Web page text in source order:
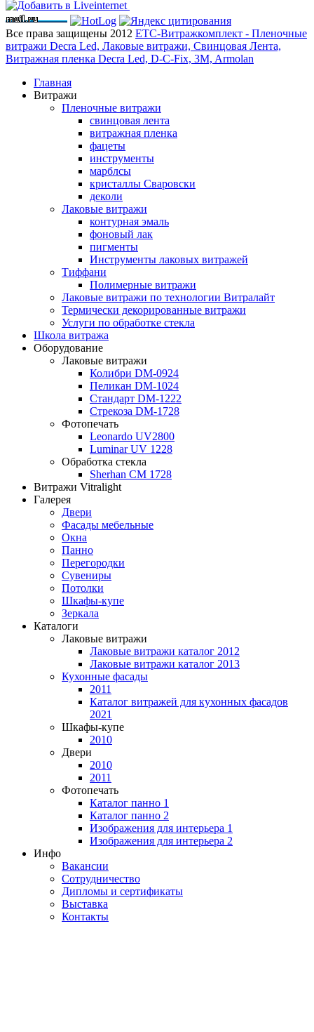
Все права защищены 2012 ЕТС-Витражкомплект - Пленочные
витражи Decra Led, Лаковые витражи, Свинцовая Лента,
Витражная пленка Decra Led, D-C-Fix, 3M, Armolan
Главная
Витражи
Пленочные витражи
свинцовая лента
витражная пленка
фацеты
инструменты
марблсы
кристаллы Сваровски
деколи
Лаковые витражи
контурная эмаль
фоновый лак
пигменты
Инструменты лаковых витражей
Тиффани
Полимерные витражи
Лаковые витражи по технологии Витралайт
Термически декорированные витражи
Услуги по обработке стекла
Школа витража
Оборудование
Лаковые витражи
Колибри DM-0924
Пеликан DM-1024
Стандарт DM-1222
Стрекоза DM-1728
Фотопечать
Leonardo UV2800
Luminar UV 1228
Обработка стекла
Sherhan CM 1728
Витражи Vitralight
Галерея
Двери
Фасады мебельные
Окна
Панно
Перегородки
Сувениры
Потолки
Шкафы-купе
Зеркала
Каталоги
Лаковые витражи
Лаковые витражи каталог 2012
Лаковые витражи каталог 2013
Кухонные фасады
2011
Каталог витражей для кухонных фасадов
2021
Шкафы-купе
2010
Двери
2010
2011
Фотопечать
Каталог панно 1
Каталог панно 2
Изображения для интерьера 1
Изображения для интерьера 2
Инфо
Вакансии
Сотрудничество
Дипломы и сертификаты
Выставка
Контакты